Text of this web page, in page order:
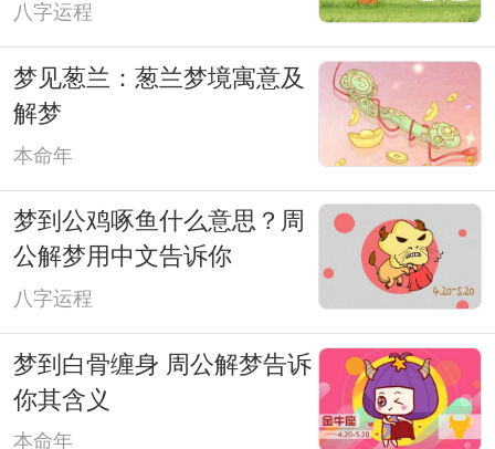
八字运程
梦见葱兰：葱兰梦境寓意及
解梦
本命年
梦到公鸡啄鱼什么意思？周
公解梦用中文告诉你
八字运程
梦到白骨缠身 周公解梦告诉
你其含义
本命年